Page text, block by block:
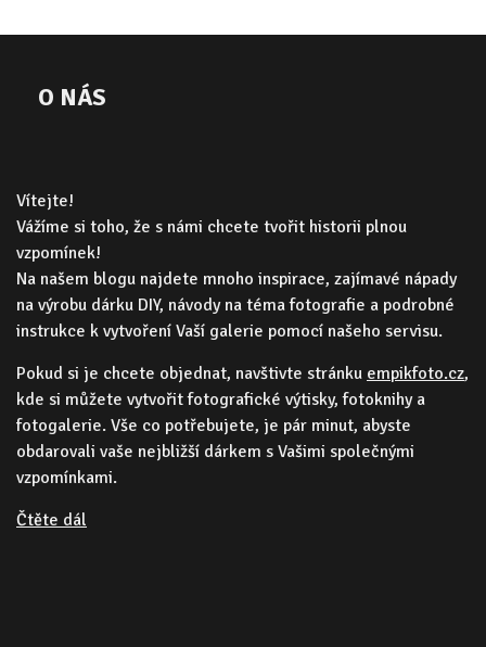
O NÁS
Vítejte!
Vážíme si toho, že s námi chcete tvořit historii plnou
vzpomínek!
Na našem blogu najdete mnoho inspirace, zajímavé nápady
na výrobu dárku DIY, návody na téma fotografie a podrobné
instrukce k vytvoření Vaší galerie pomocí našeho servisu.
Pokud si je chcete objednat, navštivte stránku empikfoto.cz,
kde si můžete vytvořit fotografické výtisky, fotoknihy a
fotogalerie. Vše co potřebujete, je pár minut, abyste
obdarovali vaše nejbližší dárkem s Vašimi společnými
vzpomínkami.
Čtěte dál